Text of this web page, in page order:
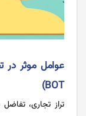
BOT)
تراز تجاری،